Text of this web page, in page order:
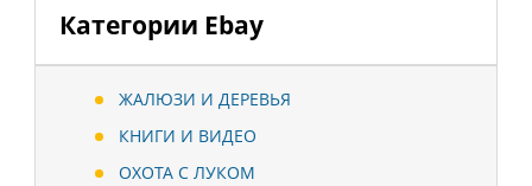
Категории Ebay
ЖАЛЮЗИ И ДЕРЕВЬЯ
КНИГИ И ВИДЕО
ОХОТА С ЛУКОМ